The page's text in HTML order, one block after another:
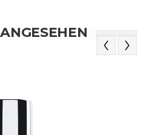
Previous
Next